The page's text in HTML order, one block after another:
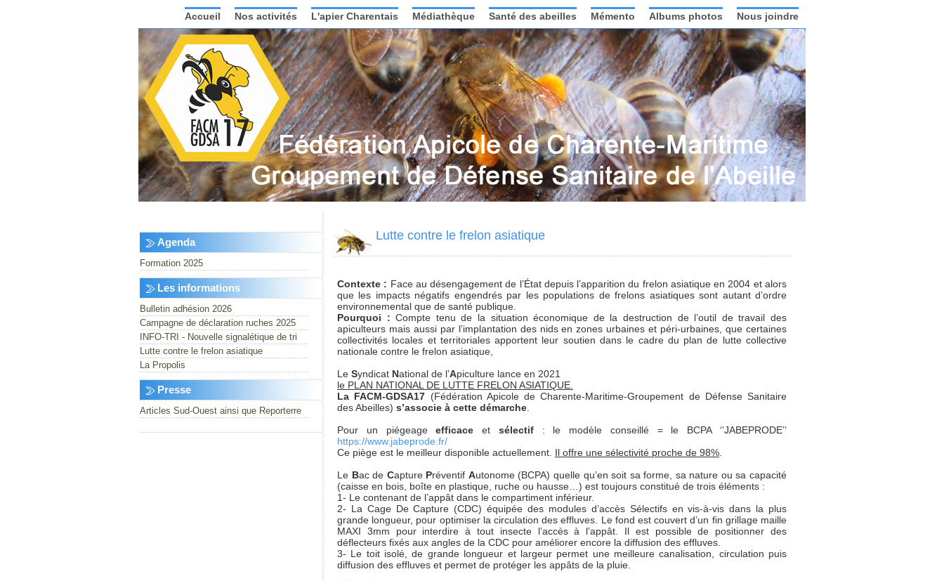
Nous joindre
Albums photos
Mémento
Santé des abeilles
Médiathèque
L'apier Charentais
Nos activités
Accueil
Agenda
Formation 2025
Les informations
Bulletin adhésion 2026
Campagne de déclaration ruches 2025
INFO-TRI - Nouvelle signalétique de tri
Lutte contre le frelon asiatique
La Propolis
Presse
Articles Sud-Ouest ainsi que Reporterre
Lutte contre le frelon asiatique
Contexte : Face au désengagement de l’État depuis l’apparition du frelon asiatique en 2004 et alors
que les impacts négatifs engendrés par les populations de frelons asiatiques sont autant d’ordre
environnemental que de santé publique.
Pourquoi : Compte tenu de la situation économique de la destruction de l’outil de travail des
apiculteurs mais aussi par l’implantation des nids en zones urbaines et péri-urbaines, que certaines
collectivités locales et territoriales apportent leur soutien dans le cadre du plan de lutte collective
nationale contre le frelon asiatique,
Le Syndicat National de l’Apiculture lance en 2021
le PLAN NATIONAL DE LUTTE FRELON ASIATIQUE.
La FACM-GDSA17 (Fédération Apicole de Charente-Maritime-Groupement de Défense Sanitaire
des Abeilles) s’associe à cette démarche
Pour un piégeageefficace et sélectif: le modèle conseillé = le BCPA ‘’JABEPRODE’’
https://www.jabeprode.fr/
Ce piège est le meilleur disponible actuellement. Il offre une sélectivité proche de 98%
Le Bac de Capture Préventif Autonome (BCPA) quelle qu’en soit sa forme, sa nature ou sa capacité
(caisse en bois, boîte en plastique, ruche ou hausse…) est toujours constitué de trois éléments :
1- Le contenant de l’appât dans le compartiment inférieur.
2- La Cage De Capture (CDC) équipée des modules d’accès Sélectifs en vis-à-vis dans la plus
grande longueur, pour optimiser la circulation des effluves. Le fond est couvert d’un fin grillage maille
MAXI 3mm pour interdire à tout insecte l’accès à l’appât. Il est possible de positionner des
déflecteurs fixés aux angles de la CDC pour améliorer encore la diffusion des effluves.
3- Le toit isolé, de grande longueur et largeur permet une meilleure canalisation, circulation puis
diffusion des effluves et permet de protéger les appâts de la pluie.